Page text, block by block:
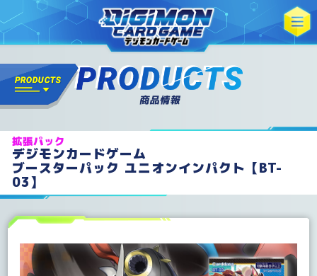
拡張パック
デジモンカードゲーム
ブースターパック ユニオンインパクト【BT-
03】